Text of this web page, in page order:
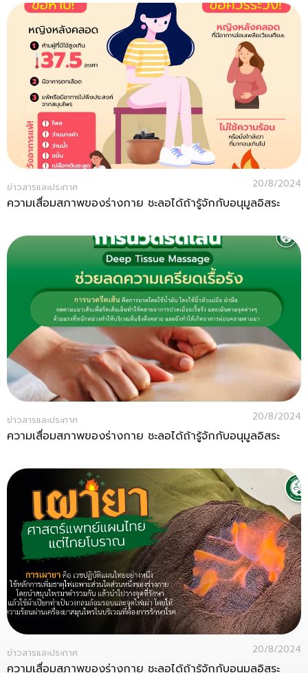
ข่าวสารและประกาศ 20/8/2024
ความเสื่อมสภาพของร่างกาย ชะลอได้ถ้ารู้จักกับอนุมูลอิสระ
ข่าวสารและประกาศ 20/8/2024
ความเสื่อมสภาพของร่างกาย ชะลอได้ถ้ารู้จักกับอนุมูลอิสระ
ข่าวสารและประกาศ 20/8/2024
ความเสื่อมสภาพของร่างกาย ชะลอได้ถ้ารู้จักกับอนุมูลอิสระ